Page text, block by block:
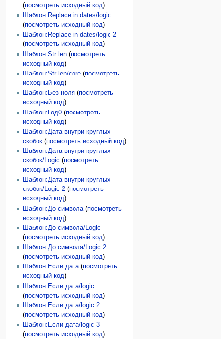
(посмотреть исходный код)
Шаблон:Replace in dates/logic
(посмотреть исходный код)
Шаблон:Replace in dates/logic 2
(посмотреть исходный код)
Шаблон:Str len(посмотреть
исходный код)
Шаблон:Str len/core(посмотреть
исходный код)
Шаблон:Без ноля(посмотреть
исходный код)
Шаблон:Год0(посмотреть
исходный код)
Шаблон:Дата внутри круглых
скобок(посмотреть исходный код)
Шаблон:Дата внутри круглых
скобок/Logic (посмотреть
исходный код)
Шаблон:Дата внутри круглых
скобок/Logic 2(посмотреть
исходный код)
Шаблон:До символа(посмотреть
исходный код)
Шаблон:До символа/Logic
(посмотреть исходный код)
Шаблон:До символа/Logic 2
(посмотреть исходный код)
Шаблон:Если дата(посмотреть
исходный код)
Шаблон:Если дата/logic
(посмотреть исходный код)
Шаблон:Если дата/logic 2
(посмотреть исходный код)
Шаблон:Если дата/logic 3
(посмотреть исходный код)